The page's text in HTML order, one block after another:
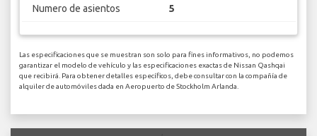
Numero de asientos 5
Las especificaciones que se muestran son solo para fines informativos, no podemos
garantizar el modelo de vehículo y las especificaciones exactas de Nissan Qashqai
que recibirá. Para obtener detalles específicos, debe consultar con la compañía de
alquiler de automóviles dada en Aeropuerto de Stockholm Arlanda.